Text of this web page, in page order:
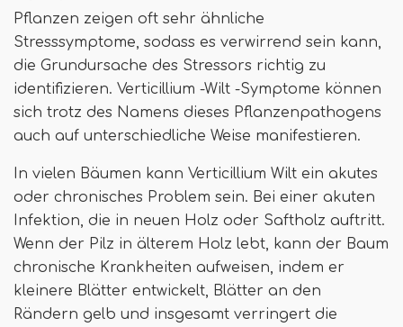
Pflanzen zeigen oft sehr ähnliche
Stresssymptome, sodass es verwirrend sein kann,
die Grundursache des Stressors richtig zu
identifizieren. Verticillium -Wilt -Symptome können
sich trotz des Namens dieses Pflanzenpathogens
auch auf unterschiedliche Weise manifestieren.
In vielen Bäumen kann Verticillium Wilt ein akutes
oder chronisches Problem sein. Bei einer akuten
Infektion, die in neuen Holz oder Saftholz auftritt.
Wenn der Pilz in älterem Holz lebt, kann der Baum
chronische Krankheiten aufweisen, indem er
kleinere Blätter entwickelt, Blätter an den
Rändern gelb und insgesamt verringert die